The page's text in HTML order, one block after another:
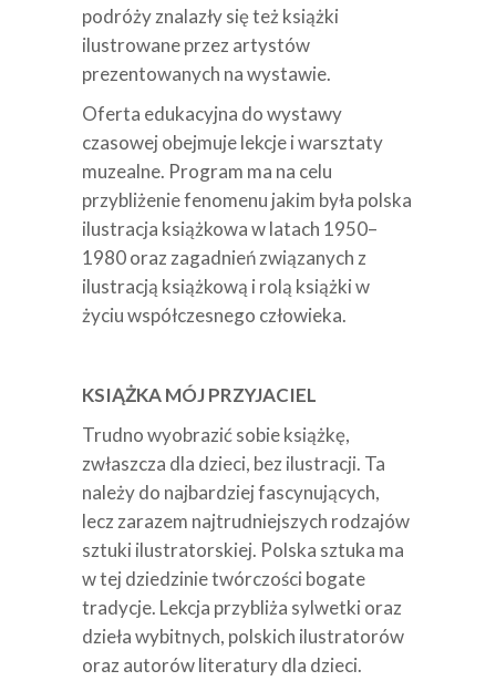
podróży znalazły się też książki
ilustrowane przez artystów
prezentowanych na wystawie.
Oferta edukacyjna do wystawy
czasowej obejmuje lekcje i warsztaty
muzealne. Program ma na celu
przybliżenie fenomenu jakim była polska
ilustracja książkowa w latach 1950–
1980 oraz zagadnień związanych z
ilustracją książkową i rolą książki w
życiu współczesnego człowieka.
KSIĄŻKA MÓJ PRZYJACIEL
Trudno wyobrazić sobie książkę,
zwłaszcza dla dzieci, bez ilustracji. Ta
należy do najbardziej fascynujących,
lecz zarazem najtrudniejszych rodzajów
sztuki ilustratorskiej. Polska sztuka ma
w tej dziedzinie twórczości bogate
tradycje. Lekcja przybliża sylwetki oraz
dzieła wybitnych, polskich ilustratorów
oraz autorów literatury dla dzieci.